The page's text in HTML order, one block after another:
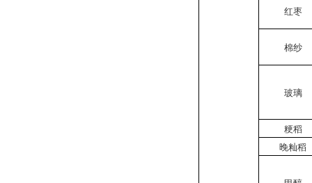
红枣
棉纱
玻璃
粳稻
晚籼稻